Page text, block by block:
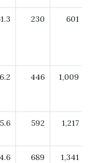
230 601
446 1,009
592 1,217
689 1,341